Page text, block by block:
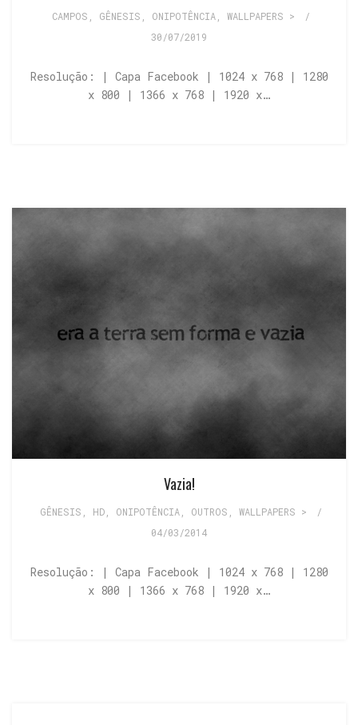
CAMPOS GÊNESIS ONIPOTÊNCIA WALLPAPERS >
/
30/07/2019
Resolução: | Capa Facebook | 1024 x 768 | 1280
x 800 | 1366 x 768 | 1920 x…
Vazia!
GÊNESIS HD ONIPOTÊNCIA OUTROS WALLPAPERS >
/
04/03/2014
Resolução: | Capa Facebook | 1024 x 768 | 1280
x 800 | 1366 x 768 | 1920 x…